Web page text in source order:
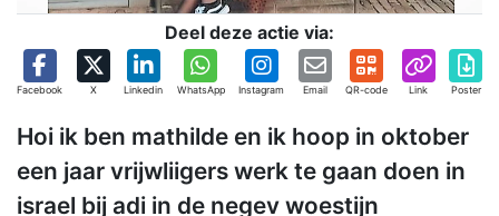
Deel deze actie via:
Facebook X Linkedin WhatsApp Instagram Email QR-code Link Poster
Hoi ik ben mathilde en ik hoop in oktober
een jaar vrijwliigers werk te gaan doen in
israel bij adi in de negev woestijn